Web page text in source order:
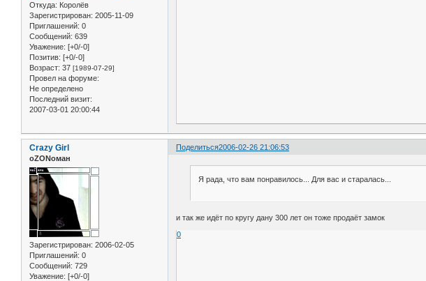
Откуда: Королёв
Зарегистрирован: 2005-11-09
Приглашений: 0
Сообщений: 639
Уважение: [+0/-0]
Позитив: [+0/-0]
Возраст: 37 [1989-07-29]
Провел на форуме:
Не определено
Последний визит:
2007-03-01 20:00:44
Поделиться2006-02-26 21:06:53
Crazy Girl
оZONоман
Зарегистрирован: 2006-02-05
Приглашений: 0
Сообщений: 729
Уважение: [+0/-0]
Я рада, что вам понравилось... Для вас и старалась...
и так же идёт по кругу дану 300 лет он тоже продаёт замок
0